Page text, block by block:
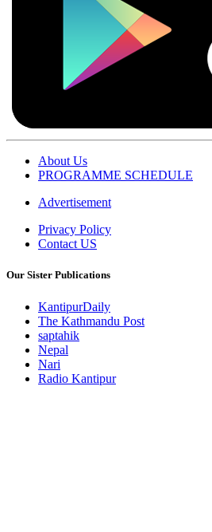
About Us
PROGRAMME SCHEDULE
Advertisement
Privacy Policy
Contact US
Our Sister Publications
KantipurDaily
The Kathmandu Post
saptahik
Nepal
Nari
Radio Kantipur